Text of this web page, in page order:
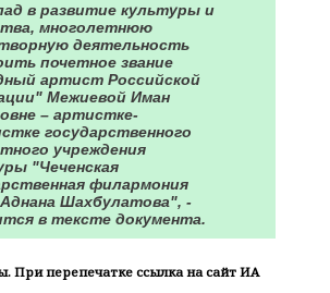
в развитие культуры и
многолетнюю
деятельность
почетное звание
артист Российской
Межиевой Иман
– артистке-
государственного
учреждения
"Чеченская
филармония
Шахбулатова", -
в тексте документа.
При перепечатке ссылка на сайт ИА